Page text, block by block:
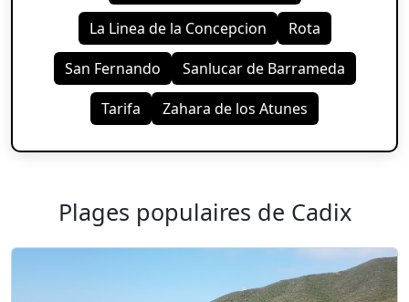
La Linea de la Concepcion
Rota
San Fernando
Sanlucar de Barrameda
Tarifa
Zahara de los Atunes
Plages populaires de Cadix